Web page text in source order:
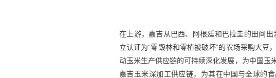
在上游，嘉吉从巴西、阿根廷和巴拉圭的田间
立认证为“零毁林和零植被破坏”的农场采购大豆
动玉米生产供应链的可持续深化发展，为中国玉
嘉吉玉米深加工供应链，为其在中国与全球的